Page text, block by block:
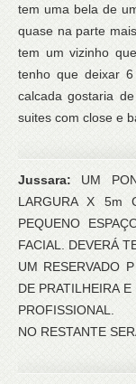
tem uma bela de
quase na parte
tem um vizinho
tenho que deixar
calcada gostaria
suites com close e
Jussara: UM
LARGURA X 5m
PEQUENO
FACIAL. DEVERÁ
UM RESERVADO
DE PRATILHEIRA
PROFISSIONAL.
NO RESTANTE